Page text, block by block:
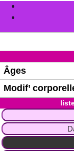
Âges
Modif’